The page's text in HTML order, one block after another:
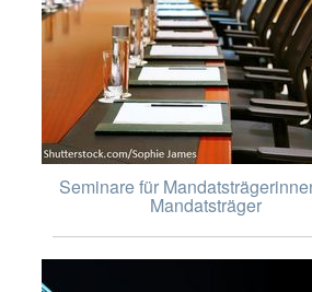
Seminare für
Mandatsträger